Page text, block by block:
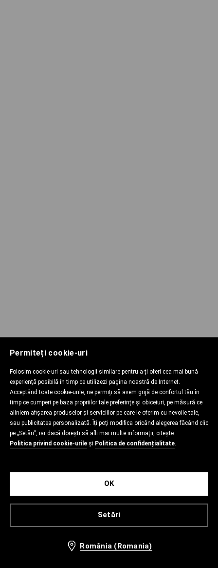
Permiteți cookie-uri
Folosim cookie-uri sau tehnologii similare pentru a-ți oferi cea mai bună
experiență posibilă în timp ce utilizezi pagina noastră de Internet.
Acceptând toate cookie-urile, ne permiți să avem grijă de confortul tău în
timp ce cumperi pe baza propriilor tale preferințe și obiceiuri, pe măsură ce
aliniem afișarea produselor și serviciilor pe care le oferim cu nevoile tale,
sau publicitatea personalizată. Îți poți modifica oricând alegerea făcând clic
pe „Setări”, iar dacă dorești să afli mai multe informații, citește
Politica privind cookie-urile și Politica de confidențialitate.
Setări
OK
România (Romania)